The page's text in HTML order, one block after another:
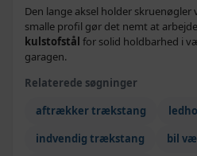
Den lange aksel holder
smalle profil gør det nemt at
kulstofstål for solid holdbarhed i
garagen.
Relaterede søgninger
aftrækker trækstang
indvendig trækstang
bil